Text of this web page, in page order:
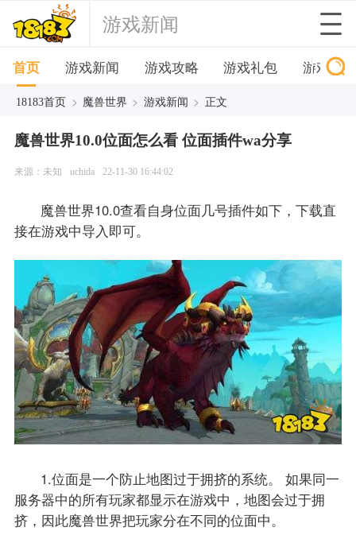
游戏新闻
首页 游戏新闻 游戏攻略 游戏礼包 游戏下
18183首页 > 魔兽世界 > 游戏新闻 > 正文
魔兽世界10.0位面怎么看 位面插件wa分享
来源：未知 uchida 22-11-30 16:44:02
魔兽世界10.0查看自身位面几号插件如下，下载直
接在游戏中导入即可。
1.位面是一个防止地图过于拥挤的系统。 如果同一
服务器中的所有玩家都显示在游戏中，地图会过于拥
挤，因此魔兽世界把玩家分在不同的位面中。